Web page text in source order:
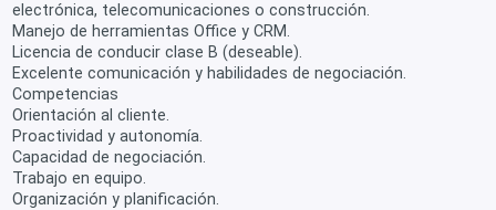
electrónica, telecomunicaciones o construcción.
Manejo de herramientas Office y CRM.
Licencia de conducir clase B (deseable).
Excelente comunicación y habilidades de negociación.
Competencias
Orientación al cliente.
Proactividad y autonomía.
Capacidad de negociación.
Trabajo en equipo.
Organización y planificación.